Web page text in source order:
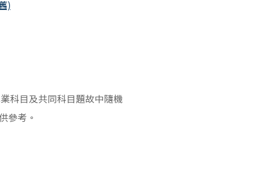
)
科目及共同科目題故中隨機
參考。